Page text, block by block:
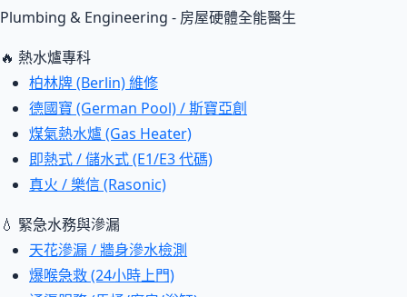
Plumbing & Engineering - 房屋硬體全能醫生
🔥 熱水爐專科
柏林牌 (Berlin) 維修
德國寶 (German Pool) / 斯寶亞創
煤氣熱水爐 (Gas Heater)
即熱式 / 儲水式 (E1/E3 代碼)
真火 / 樂信 (Rasonic)
💧 緊急水務與滲漏
天花滲漏 / 牆身滲水檢測
爆喉急救 (24小時上門)